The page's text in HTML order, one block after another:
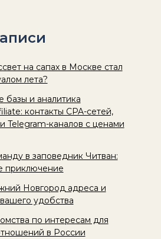
на сапах в Москве стал
лета?
базы и аналитика
контакты CPA-сетей,
Telegram-каналов с ценами
в заповедник Читван:
приключение
Новгород адреса и
удобства
по интересам для
в России